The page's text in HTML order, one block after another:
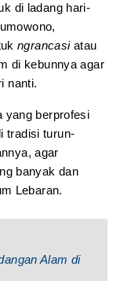
di ladang hari-
ngrancasi atau
di kebunnya agar
nanti.
yang berprofesi
tradisi turun-
agar
banyak dan
Lebaran.
Alam di